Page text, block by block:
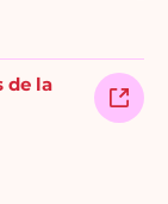
de la